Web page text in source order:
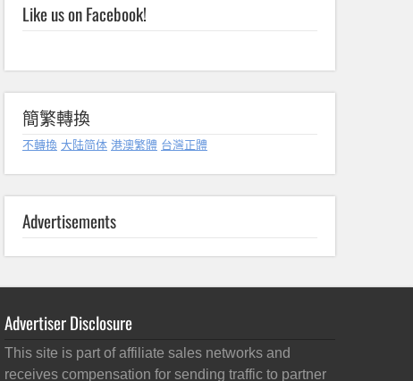
Like us on Facebook!
簡繁轉換
不轉換 大陆简体 港澳繁體 台灣正體
Advertisements
Advertiser Disclosure
This site is part of affiliate sales networks and
receives compensation for sending traffic to partner